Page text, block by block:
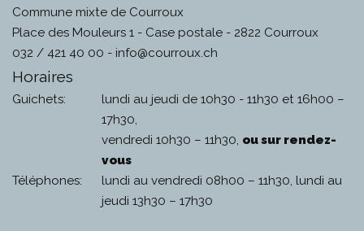
Commune mixte de Courroux
Place des Mouleurs 1 - Case postale - 2822 Courroux
032 / 421 40 00 - info@courroux.ch
Horaires
Guichets:
lundi au jeudi de 10h30 - 11h30 et 16h00 –
17h30,
vendredi 10h30 – 11h30, ou sur rendez-
vous
Téléphones:
lundi au vendredi 08h00 – 11h30, lundi au
jeudi 13h30 – 17h30